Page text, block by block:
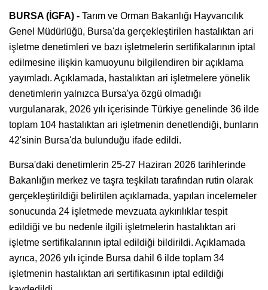
BURSA (İGFA) - Tarım ve Orman Bakanlığı Hayvancılık
Genel Müdürlüğü, Bursa'da gerçekleştirilen hastalıktan ari
işletme denetimleri ve bazı işletmelerin sertifikalarının iptal
edilmesine ilişkin kamuoyunu bilgilendiren bir açıklama
yayımladı. Açıklamada, hastalıktan ari işletmelere yönelik
denetimlerin yalnızca Bursa'ya özgü olmadığı
vurgulanarak, 2026 yılı içerisinde Türkiye genelinde 36 ilde
toplam 104 hastalıktan ari işletmenin denetlendiği, bunların
42'sinin Bursa'da bulunduğu ifade edildi.
Bursa'daki denetimlerin 25-27 Haziran 2026 tarihlerinde
Bakanlığın merkez ve taşra teşkilatı tarafından rutin olarak
gerçekleştirildiği belirtilen açıklamada, yapılan incelemeler
sonucunda 24 işletmede mevzuata aykırılıklar tespit
edildiği ve bu nedenle ilgili işletmelerin hastalıktan ari
işletme sertifikalarının iptal edildiği bildirildi. Açıklamada
ayrıca, 2026 yılı içinde Bursa dahil 6 ilde toplam 34
işletmenin hastalıktan ari sertifikasının iptal edildiği